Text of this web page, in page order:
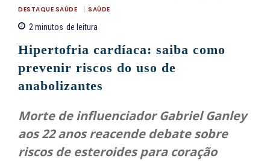
DESTAQUE SAÚDE SAÚDE
2minutos de leitura
Hipertofria cardíaca: saiba como
prevenir riscos do uso de
anabolizantes
Morte de influenciador Gabriel Ganley
aos 22 anos reacende debate sobre
riscos de esteroides para coração